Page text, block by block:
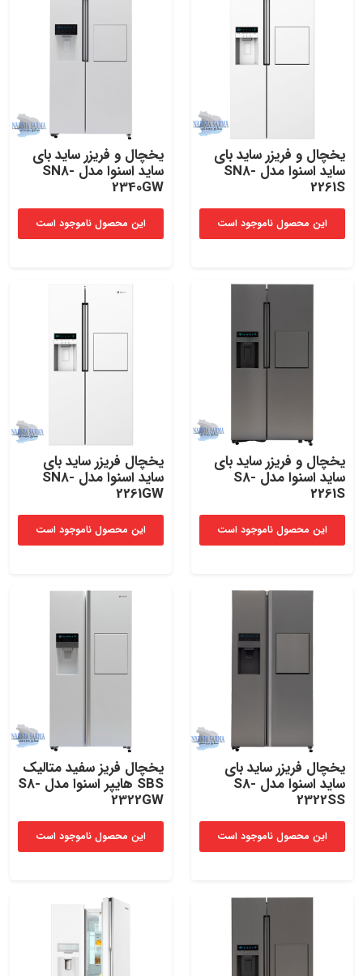
یخچال و فریزر ساید بای
ساید اسنوا مدل SN8-
2261S
این محصول ناموجود است
یخچال و فریزر ساید بای
ساید اسنوا مدل SN8-
2340GW
این محصول ناموجود است
یخچال و فریزر ساید بای
ساید اسنوا مدل S8-
2261S
این محصول ناموجود است
یخچال فریزر ساید بای
ساید اسنوا مدل SN8-
2261GW
این محصول ناموجود است
یخچال فریزر ساید بای
ساید اسنوا مدل S8-
2322SS
این محصول ناموجود است
یخچال فریز سفید متالیک
SBS هایپر اسنوا مدل S8-
2322GW
این محصول ناموجود است